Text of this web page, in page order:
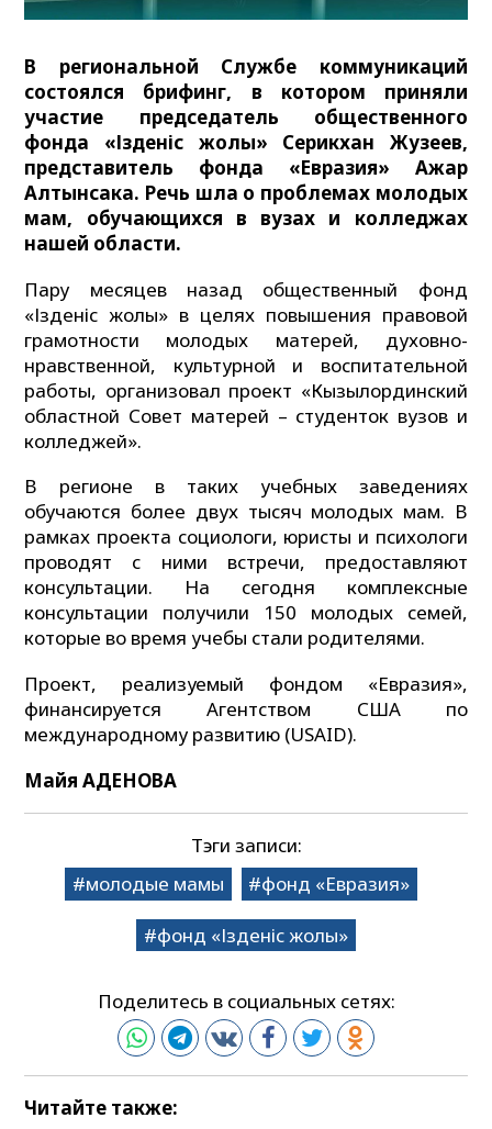
В региональной Службе коммуникаций
состоялся брифинг, в котором приняли
участие председатель общественного
фонда «Ізденіс жолы» Серикхан Жузеев,
представитель фонда «Евразия» Ажар
Алтынсака. Речь шла о проблемах молодых
мам, обучающихся в вузах и колледжах
нашей области.
Пару месяцев назад общественный фонд
«Ізденіс жолы» в целях повышения правовой
грамотности молодых матерей, духовно-
нравственной, культурной и воспитательной
работы, организовал проект «Кызылординский
областной Совет матерей – студенток вузов и
колледжей».
В регионе в таких учебных заведениях
обучаются более двух тысяч молодых мам. В
рамках проекта социологи, юристы и психологи
проводят с ними встречи, предоставляют
консультации. На сегодня комплексные
консультации получили 150 молодых семей,
которые во время учебы стали родителями.
Проект, реализуемый фондом «Евразия»,
финансируется Агентством США по
международному развитию (USAID).
Майя АДЕНОВА
Тэги записи:
молодые мамы
фонд «Евразия»
фонд «Ізденіс жолы»
Поделитесь в социальных сетях:
Читайте также: